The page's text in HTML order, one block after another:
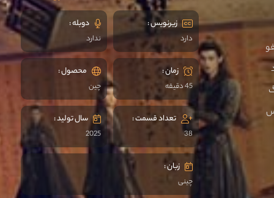
زیرنویس :
دارد
دوبله :
ندارد
زمان :
45 دقیقه
محصول :
چين
تعداد قسمت :
38
سال تولید :
2025
زبان :
چینی